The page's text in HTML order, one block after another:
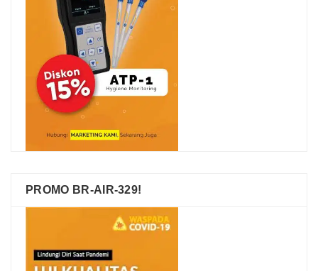
PROMO BR-AIR-329!